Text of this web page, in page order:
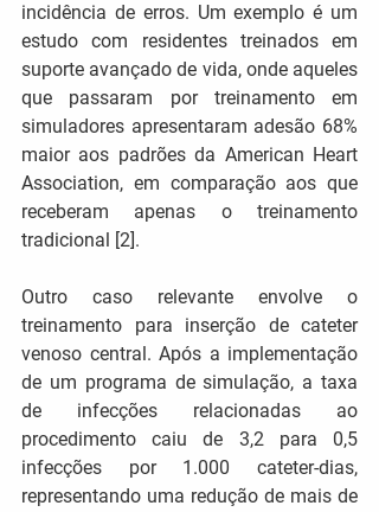
incidência de erros. Um exemplo é um
estudo com residentes treinados em
suporte avançado de vida, onde aqueles
que passaram por treinamento em
simuladores apresentaram adesão 68%
maior aos padrões da American Heart
Association, em comparação aos que
receberam apenas o treinamento
tradicional​ [2].
Outro caso relevante envolve o
treinamento para inserção de cateter
venoso central. Após a implementação
de um programa de simulação, a taxa
de infecções relacionadas ao
procedimento caiu de 3,2 para 0,5
infecções por 1.000 cateter-dias,
representando uma redução de mais de